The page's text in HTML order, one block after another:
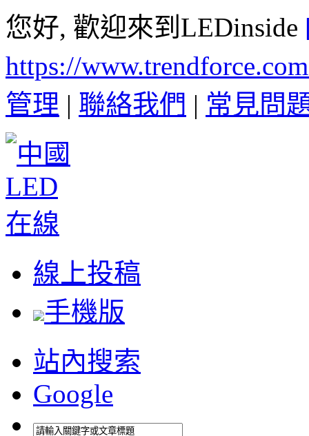
您好, 歡迎來到LEDinside
https://
管理 | 聯絡我們 | 常見問
線上投稿
手機版
站內搜索
Google